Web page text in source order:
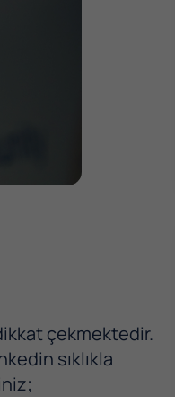
çekmektedir.
sıklıkla